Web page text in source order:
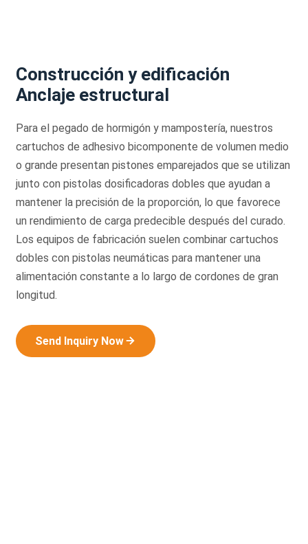
Construcción y edificación
Anclaje estructural
Para el pegado de hormigón y mampostería, nuestros
cartuchos de adhesivo bicomponente de volumen medio
o grande presentan pistones emparejados que se utilizan
junto con pistolas dosificadoras dobles que ayudan a
mantener la precisión de la proporción, lo que favorece
un rendimiento de carga predecible después del curado.
Los equipos de fabricación suelen combinar cartuchos
dobles con pistolas neumáticas para mantener una
alimentación constante a lo largo de cordones de gran
longitud.
Send Inquiry Now